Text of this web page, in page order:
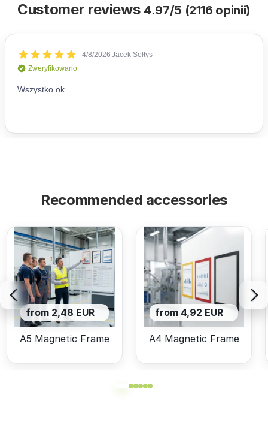
Customer reviews 4.97/5 (2116 opinii)
Recommended accessories
from 2,48 EUR
A5 Magnetic Frame
from 4,92 EUR
A4 Magnetic Frame